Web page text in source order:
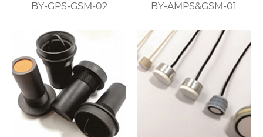
BY-GPS-GSM-02 BY-AMPS&GSM-01